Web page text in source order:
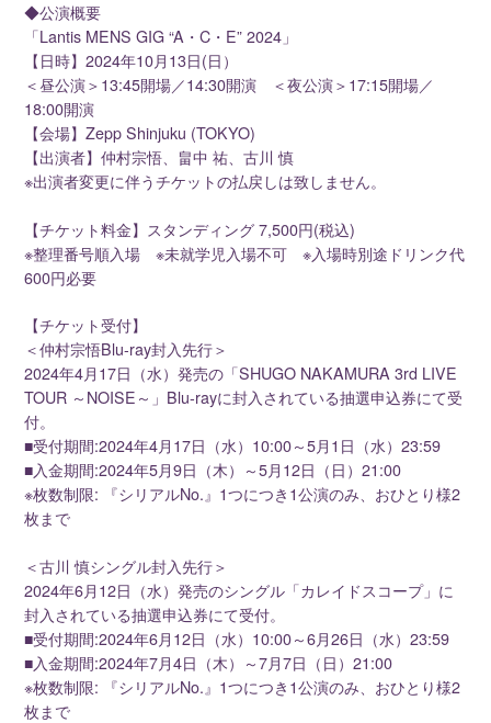
◆公演概要
「Lantis MENS GIG “A・C・E” 2024」
【日時】2024年10月13日(日）
＜昼公演＞13:45開場／14:30開演 ＜夜公演＞17:15開場／
18:00開演
【会場】Zepp Shinjuku (TOKYO)
【出演者】仲村宗悟、畠中 祐、古川 慎
※出演者変更に伴うチケットの払戻しは致しません。
【チケット料金】スタンディング 7,500円(税込)
※整理番号順入場 ※未就学児入場不可 ※入場時別途ドリンク代
600円必要
【チケット受付】
＜仲村宗悟Blu-ray封入先行＞
2024年4月17日（水）発売の「SHUGO NAKAMURA 3rd LIVE
TOUR ～NOISE～」Blu-rayに封入されている抽選申込券にて受
付。
■受付期間:2024年4月17日（水）10:00～5月1日（水）23:59
■入金期間:2024年5月9日（木）～5月12日（日）21:00
※枚数制限: 『シリアルNo.』1つにつき1公演のみ、おひとり様2
枚まで
＜古川 慎シングル封入先行＞
2024年6月12日（水）発売のシングル「カレイドスコープ」に
封入されている抽選申込券にて受付。
■受付期間:2024年6月12日（水）10:00～6月26日（水）23:59
■入金期間:2024年7月4日（木）～7月7日（日）21:00
※枚数制限: 『シリアルNo.』1つにつき1公演のみ、おひとり様2
枚まで